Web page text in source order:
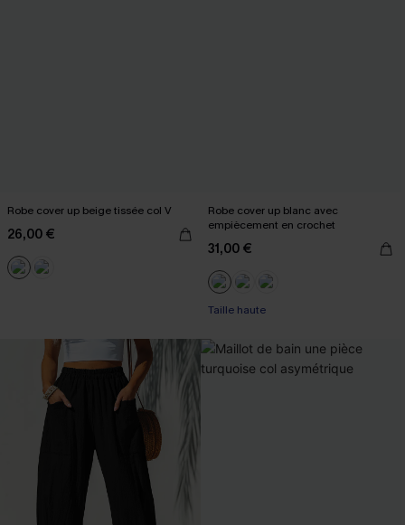
Robe cover up beige tissée col V
26,00 €
Robe cover up blanc avec
empiècement en crochet
31,00 €
Taille haute